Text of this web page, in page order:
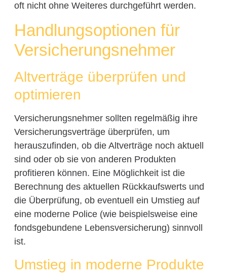
oft nicht ohne Weiteres durchgeführt werden.
Handlungsoptionen für
Versicherungsnehmer
Altverträge überprüfen und
optimieren
Versicherungsnehmer sollten regelmäßig ihre
Versicherungsverträge überprüfen, um
herauszufinden, ob die Altverträge noch aktuell
sind oder ob sie von anderen Produkten
profitieren können. Eine Möglichkeit ist die
Berechnung des aktuellen Rückkaufswerts und
die Überprüfung, ob eventuell ein Umstieg auf
eine moderne Police (wie beispielsweise eine
fondsgebundene Lebensversicherung) sinnvoll
ist.
Umstieg in moderne Produkte